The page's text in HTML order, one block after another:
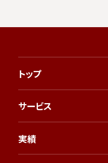
トップ
サービス
実績